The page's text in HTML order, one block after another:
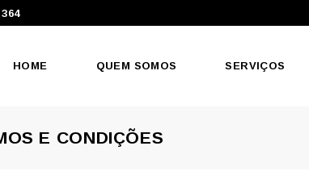
HOME QUEM SOMOS SERVIÇOS
E CONDIÇÕES